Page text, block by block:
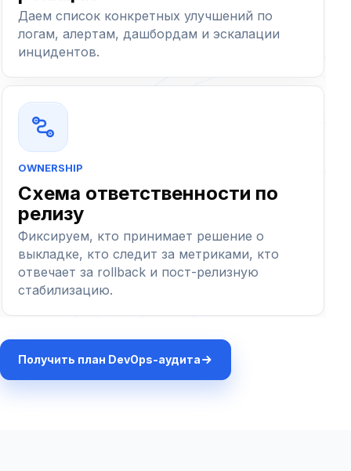
Даем список конкретных улучшений по
логам, алертам, дашбордам и эскалации
инцидентов.
OWNERSHIP
Схема ответственности по
релизу
Фиксируем, кто принимает решение о
выкладке, кто следит за метриками, кто
отвечает за rollback и пост-релизную
стабилизацию.
Получить план DevOps-аудита